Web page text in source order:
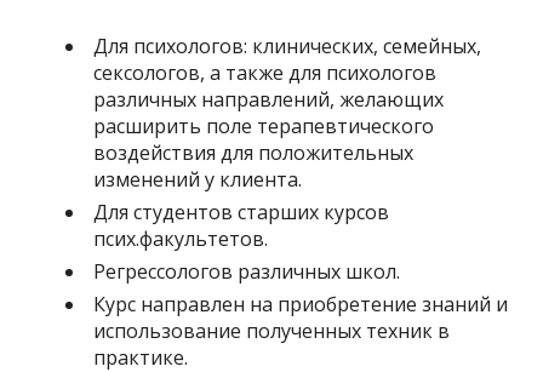
Для психологов: клинических, семейных,
сексологов, а также для психологов
различных направлений, желающих
расширить поле терапевтического
воздействия для положительных
изменений у клиента.
Для студентов старших курсов
псих.факультетов.
Регрессологов различных школ.
Курс направлен на приобретение знаний и
использование полученных техник в
практике.